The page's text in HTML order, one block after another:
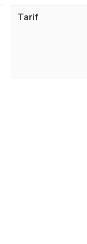
Tarif